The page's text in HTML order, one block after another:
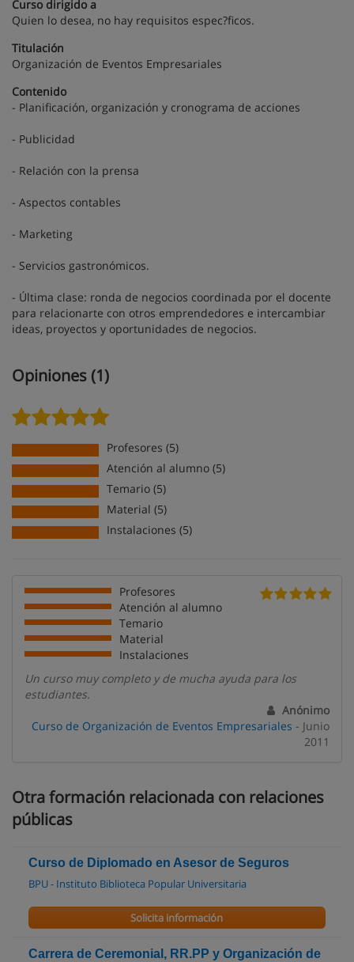
Curso dirigido a
Quien lo desea, no hay requisitos espec?ficos.
Titulación
Organización de Eventos Empresariales
Contenido
- Planificación, organización y cronograma de acciones
- Publicidad
- Relación con la prensa
- Aspectos contables
- Marketing
- Servicios gastronómicos.
- Última clase: ronda de negocios coordinada por el docente
para relacionarte con otros emprendedores e intercambiar
ideas, proyectos y oportunidades de negocios.
Opiniones (1)
Profesores (5)
Atención al alumno (5)
Temario (5)
Material (5)
Instalaciones (5)
Profesores
Atención al alumno
Temario
Material
Instalaciones
Un curso muy completo y de mucha ayuda para los
estudiantes.
Anónimo
Curso de Organización de Eventos Empresariales - Junio
2011
Otra formación relacionada con relaciones
públicas
Curso de Diplomado en Asesor de Seguros
BPU - Instituto Biblioteca Popular Universitaria
Solicita información
Carrera de Ceremonial, RR.PP y Organización de